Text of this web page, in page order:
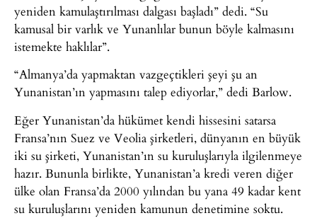
yeniden kamulaştırılması dalgası başladı” dedi. “Su
kamusal bir varlık ve Yunanlılar bunun böyle kalmasını
istemekte haklılar”.
“Almanya’da yapmaktan vazgeçtikleri şeyi şu an
Yunanistan’ın yapmasını talep ediyorlar,” dedi Barlow.
Eğer Yunanistan’da hükümet kendi hissesini satarsa
Fransa’nın Suez ve Veolia şirketleri, dünyanın en büyük
iki su şirketi, Yunanistan’ın su kuruluşlarıyla ilgilenmeye
hazır. Bununla birlikte, Yunanistan’a kredi veren diğer
ülke olan Fransa’da 2000 yılından bu yana 49 kadar kent
su kuruluşlarını yeniden kamunun denetimine soktu.